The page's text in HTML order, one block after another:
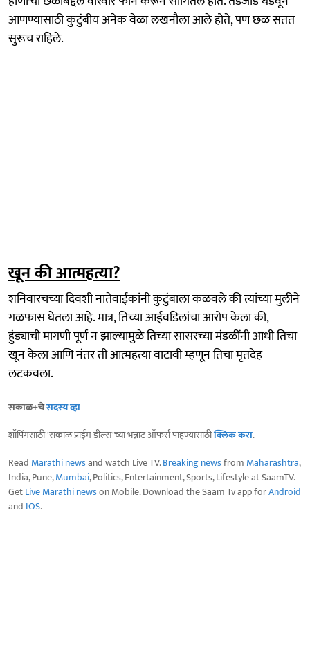
आणण्यासाठी कुटुंबीय अनेक वेळा लखनौला आले होते, पण छळ सतत
सुरूच राहिले.
खून की आत्महत्या?
शनिवारचच्या दिवशी नातेवाईकांनी कुटुंबाला कळवले की त्यांच्या मुलीने
गळफास घेतला आहे. मात्र, तिच्या आईवडिलांचा आरोप केला की,
हुंड्याची मागणी पूर्ण न झाल्यामुळे तिच्या सासरच्या मंडळींनी आधी तिचा
खून केला आणि नंतर ती आत्महत्या वाटावी म्हणून तिचा मृतदेह
लटकवला.
सकाळ+चेसदस्य व्हा
शॉपिंगसाठी 'सकाळ प्राईम डील्स'च्या भन्नाट ऑफर्स पाहण्यासाठीक्लिक करा.
Read Marathi newsand watch Live TV.Breaking newsfrom Maharashtra,
India, Pune,Mumbai, Politics, Entertainment, Sports, Lifestyle at SaamTV.
GetLive Marathi newson Mobile. Download the Saam Tv app forAndroid
and IOS.